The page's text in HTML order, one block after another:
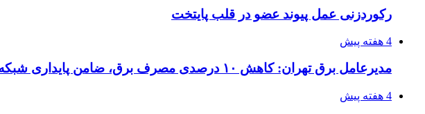
رکوردزنی عمل پیوند عضو در قلب پایتخت
4 هفته پیش
مدیرعامل برق تهران: کاهش ۱۰ درصدی مصرف برق، ضامن پایداری شبکه است
4 هفته پیش